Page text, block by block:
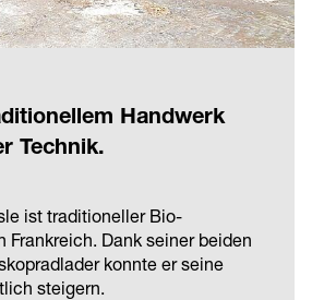
Handwerk
Technik.
ist traditioneller Bio-
Frankreich. Dank seiner beiden
konnte er seine
steigern.